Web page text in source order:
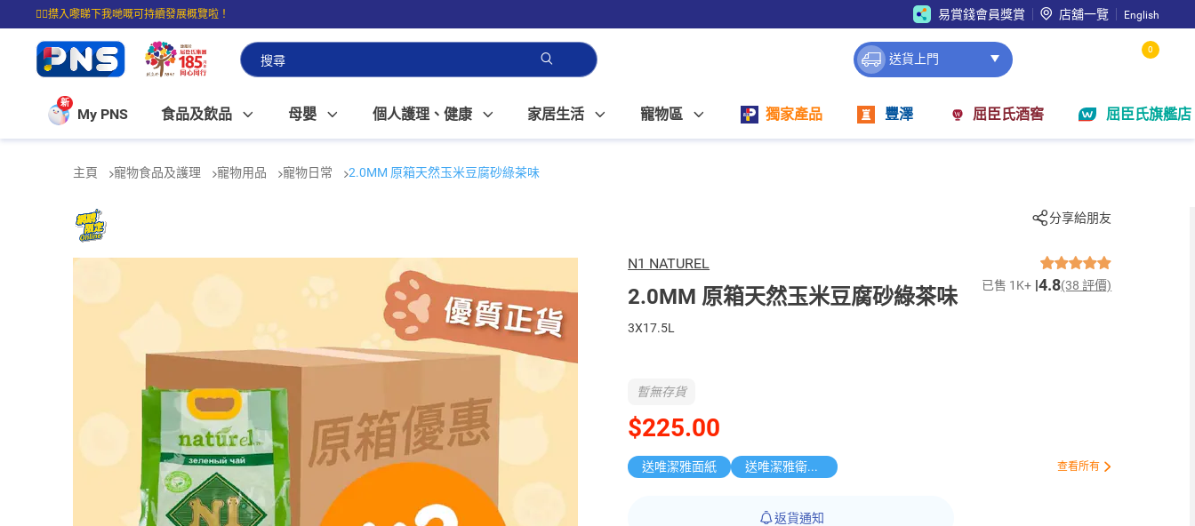
☝🏼㩒入嚟睇下我哋嘅可持續發展概覽啦！
⭐購物滿$399即享免費送貨；滿$100即可免費店取。
易賞錢會員獎賞 店舖一覽 English
送貨上門
0
新
My PNS 食品及飲品 母嬰 個人護理、健康 家居生活 寵物區 獨家產品 豐澤 屈臣氏酒窖 屈臣氏旗艦店
主頁 寵物食品及護理 寵物用品 寵物日常 2.0MM 原箱天然玉米豆腐砂綠茶味
分享給朋友
N1 NATUREL
2.0MM 原箱天然玉米豆腐砂綠茶味 已售 1K+ 4.8(38 評價)
3X17.5L
$225.00
暫無存貨
送唯潔雅面紙 送唯潔雅衛生紙原箱 查看所有
返貨通知